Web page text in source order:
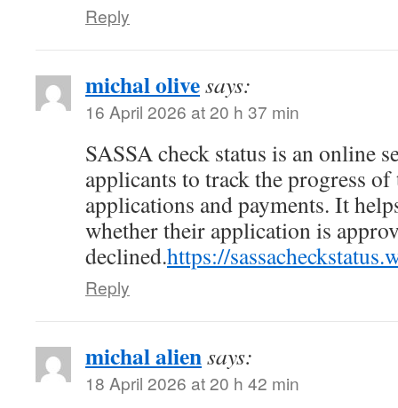
Reply
michal olivesays:
16 April 2026 at 20 h 37 min
SASSA check status is an online
applicants to track the progress
applications and payments. It
whether their application is
declined.https://
Reply
michal aliensays:
18 April 2026 at 20 h 42 min